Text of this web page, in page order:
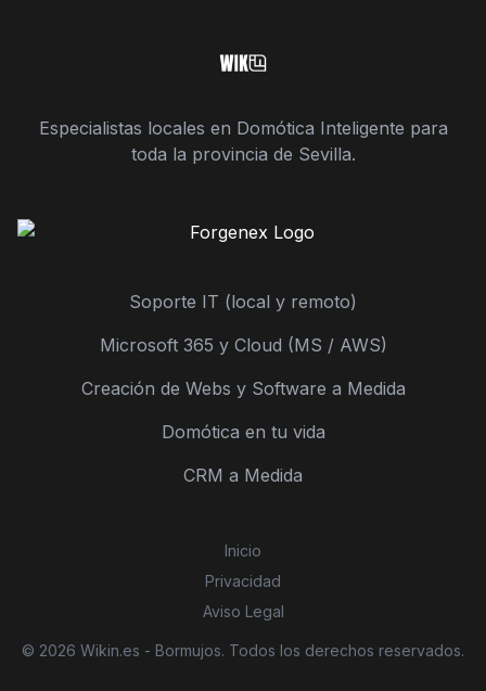
Especialistas locales en Domótica Inteligente para
toda la provincia de Sevilla.
Soporte IT (local y remoto)
Microsoft 365 y Cloud (MS / AWS)
Creación de Webs y Software a Medida
Domótica en tu vida
CRM a Medida
Inicio
Privacidad
Aviso Legal
© 2026 Wikin.es - Bormujos. Todos los derechos reservados.